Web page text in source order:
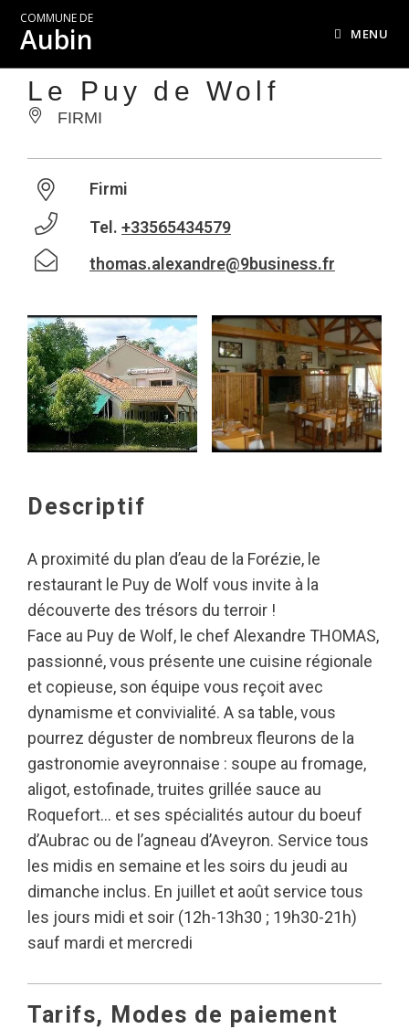
COMMUNE DE
Aubin MENU
Le Puy de Wolf
FIRMI
Firmi
Tel. +33565434579
thomas.alexandre@9business.fr
Descriptif
A proximité du plan d’eau de la Forézie, le
restaurant le Puy de Wolf vous invite à la
découverte des trésors du terroir !
Face au Puy de Wolf, le chef Alexandre THOMAS,
passionné, vous présente une cuisine régionale
et copieuse, son équipe vous reçoit avec
dynamisme et convivialité. A sa table, vous
pourrez déguster de nombreux fleurons de la
gastronomie aveyronnaise : soupe au fromage,
aligot, estofinade, truites grillée sauce au
Roquefort… et ses spécialités autour du boeuf
d’Aubrac ou de l’agneau d’Aveyron. Service tous
les midis en semaine et les soirs du jeudi au
dimanche inclus. En juillet et août service tous
les jours midi et soir (12h-13h30 ; 19h30-21h)
sauf mardi et mercredi
Tarifs, Modes de paiement